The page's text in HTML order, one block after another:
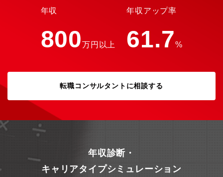
員・部門長、海外現地法人HR責任者、本社人事関係者など【募集
「事業5本柱」をコンセプトとした、モータ以外の事業も含めた
「動くもの、回るもの」に関わるグローバル事業を推進していく
同社はオーガニックでの成長のみなく、戦略的にM&Aを進めてい
ることから、同社グループが拡大・急成長する中でまだまだ既存
ーバル本社におけるグローバル人事担当として、同社の人事のグ
ローバルな変革を自ら推進頂く方の募集です。
年収
800万円以上
年収アップ率
61.7%
転職コンサルタントに相談する
年収診断・
キャリアタイプシミュレーション